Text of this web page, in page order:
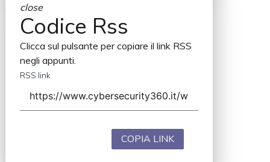
close
Codice Rss
Clicca sul pulsante per copiare il link RSS
negli appunti.
RSS link
COPIA LINK